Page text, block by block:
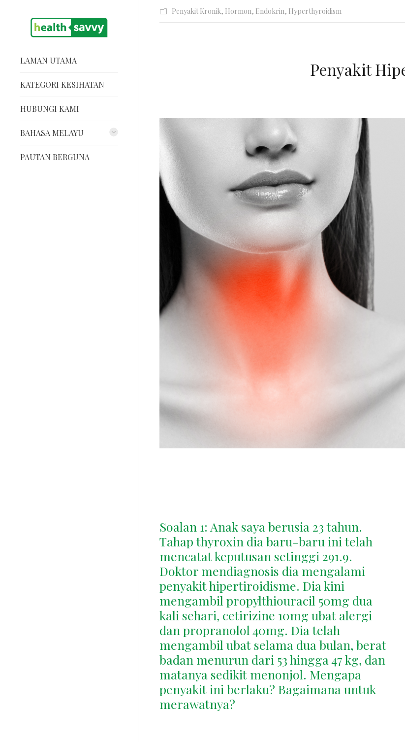
LAMAN UTAMA
KATEGORI KESIHATAN
HUBUNGI KAMI
BAHASA MELAYU
PAUTAN BERGUNA
Penyakit Kronik, Hormon, Endokrin, Hyperthyroidism
Penyakit
Soalan 1: Anak saya berusia 23 tahun.
Tahap thyroxin dia baru-baru ini telah
mencatat keputusan setinggi 291.9.
Doktor mendiagnosis dia mengalami
penyakit hipertiroidisme. Dia kini
mengambil propylthiouracil 50mg dua
kali sehari, cetirizine 10mg ubat alergi
dan propranolol 40mg. Dia telah
mengambil ubat selama dua bulan, berat
badan menurun dari 53 hingga 47 kg, dan
matanya sedikit menonjol. Mengapa
penyakit ini berlaku? Bagaimana untuk
merawatnya?